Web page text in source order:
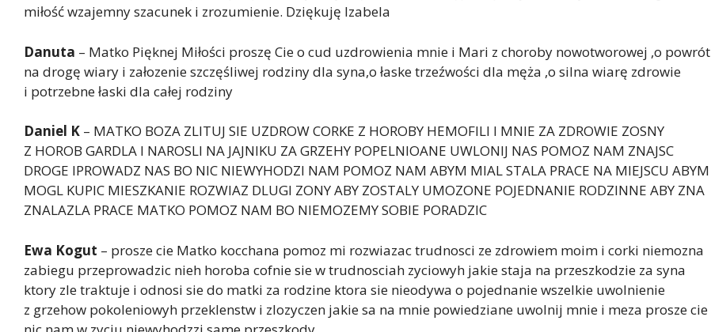
miłość wzajemny szacunek i zrozumienie. Dziękuję Izabela
Danuta – Matko Pięknej Miłości proszę Cie o cud uzdrowienia mnie i Mari z choroby nowotworowej ,o powrót
na drogę wiary i załozenie szczęśliwej rodziny dla syna,o łaske trzeźwości dla męża ,o silna wiarę zdrowie
i potrzebne łaski dla całej rodziny
Daniel K – MATKO BOZA ZLITUJ SIE UZDROW CORKE Z HOROBY HEMOFILI I MNIE ZA ZDROWIE ZOSNY
Z HOROB GARDLA I NAROSLI NA JAJNIKU ZA GRZEHY POPELNIOANE UWLONIJ NAS POMOZ NAM ZNAJSC
DROGE IPROWADZ NAS BO NIC NIEWYHODZI NAM POMOZ NAM ABYM MIAL STALA PRACE NA MIEJSCU ABYM
MOGL KUPIC MIESZKANIE ROZWIAZ DLUGI ZONY ABY ZOSTALY UMOZONE POJEDNANIE RODZINNE ABY ZNA
ZNALAZLA PRACE MATKO POMOZ NAM BO NIEMOZEMY SOBIE PORADZIC
Ewa Kogut – prosze cie Matko kocchana pomoz mi rozwiazac trudnosci ze zdrowiem moim i corki niemozna
zabiegu przeprowadzic nieh horoba cofnie sie w trudnosciah zyciowyh jakie staja na przeszkodzie za syna
ktory zle traktuje i odnosi sie do matki za rodzine ktora sie nieodywa o pojednanie wszelkie uwolnienie
z grzehow pokoleniowyh przeklenstw i zlozyczen jakie sa na mnie powiedziane uwolnij mnie i meza prosze cie